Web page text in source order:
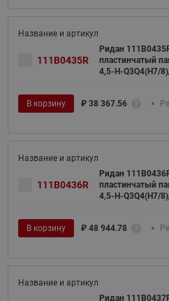
111B0435R
Ридан
пластинчатый
4,5-H-Q3Q4(H7/
В корзину ₽ 38 367.56
111B0436R
Ридан
пластинчатый
4,5-H-Q3Q4(H7/
В корзину ₽ 48 944.78
Ридан